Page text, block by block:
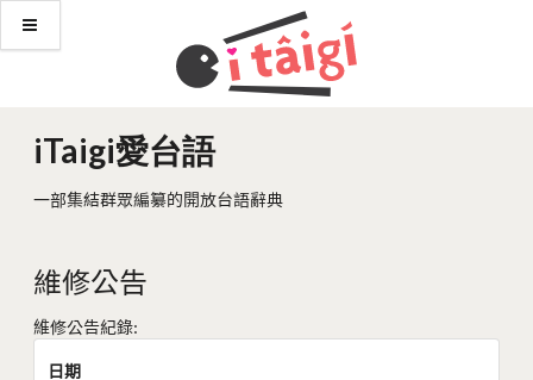
iTaigi愛台語
一部集結群眾編纂的開放台語辭典
維修公告
維修公告紀錄:
日期